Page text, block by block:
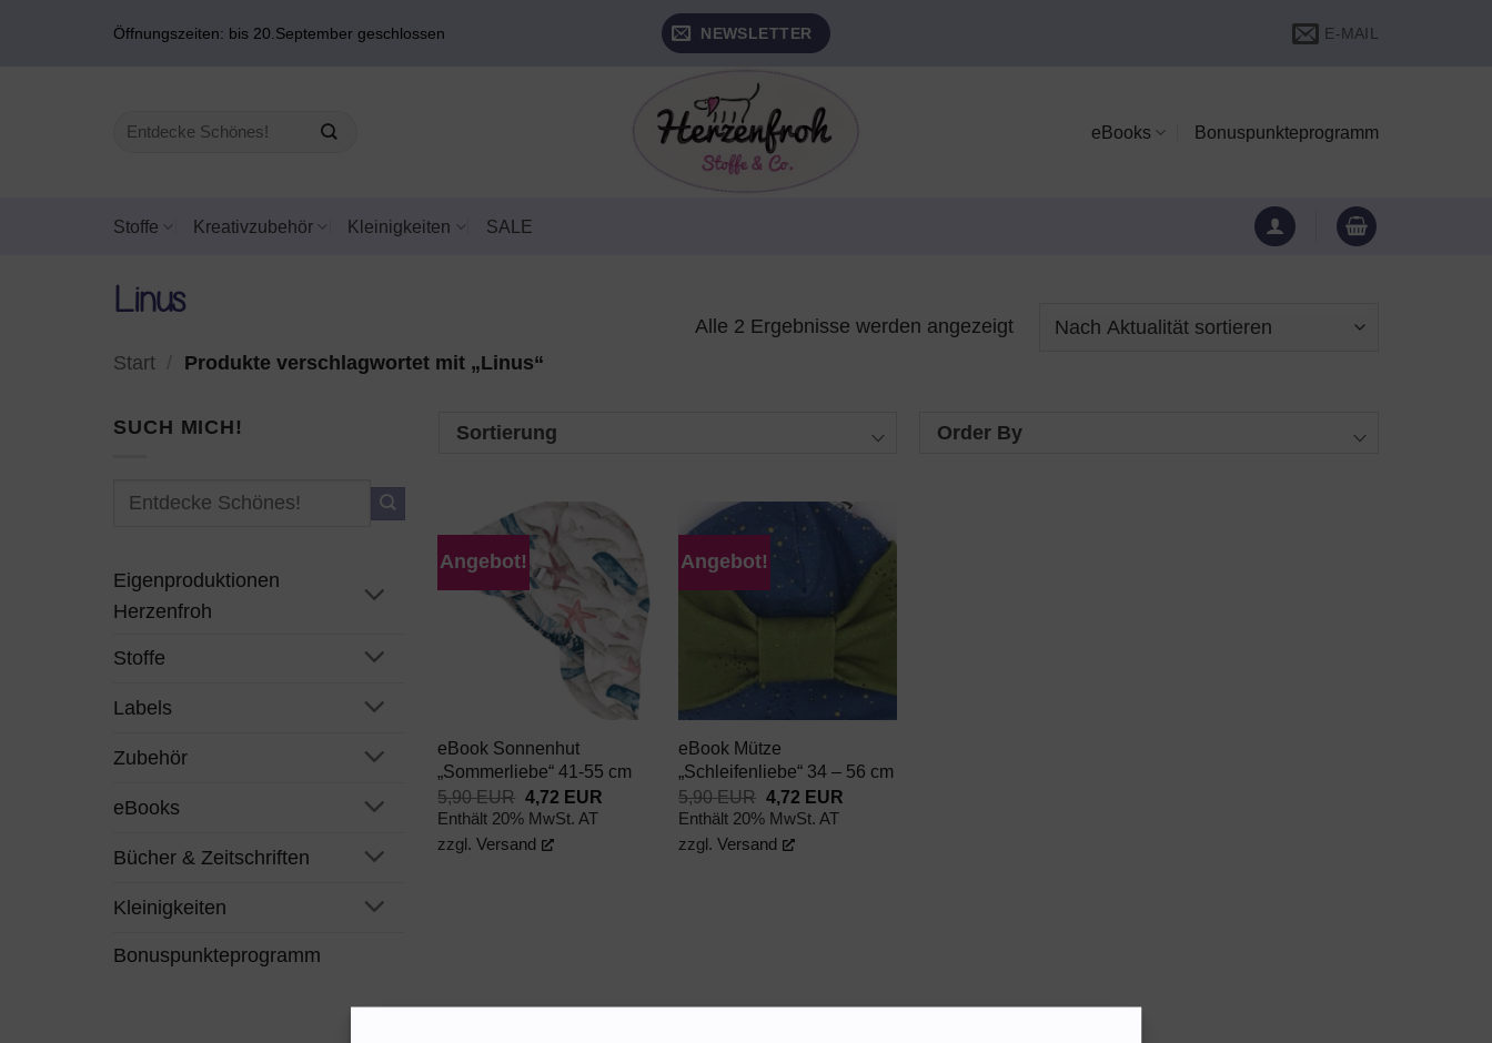
Öffnungszeiten: bis 20.September geschlossen NEWSLETTER E-MAIL
Suchen
eBooks Bonuspunkteprogramm
Stoffe Kreativzubehör Kleinigkeiten SALE
Linus
Start Produkte verschlagwortet mit „Linus“
Alle 2 Ergebnisse werden angezeigtNach
SUCH MICH!
Suchen
Eigenproduktionen
Herzenfroh
Stoffe
Labels
Zubehör
eBooks
Bücher & Zeitschriften
Kleinigkeiten
Bonuspunkteprogramm
Sortierung Order By
Angebot!
AUF DEN
WUNSCHZETTEL
eBook Sonnenhut
„Sommerliebe“ 41-55 cm
5,90EUR Ursprünglicher
Preis
war:
5,90 EUR
4,72 EUR
4,72 EUR.
Enthält 20% MwSt. AT
zzgl.Versand
Angebot!
WUNSCHZETTEL
eBook Mütze
„Schleifenliebe“ 34 – 56 cm
5,90EUR Ursprünglicher
Preis
war:
5,90 EUR
4,72 EUR
Enthält 20% MwSt. AT
zzgl.Versand